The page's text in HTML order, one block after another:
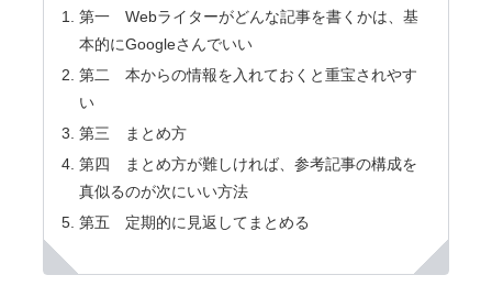
第一 Webライターがどんな記事を書くかは、基
本的にGoogleさんでいい
第二 本からの情報を入れておくと重宝されやす
い
第三 まとめ方
第四 まとめ方が難しければ、参考記事の構成を
真似るのが次にいい方法
第五 定期的に見返してまとめる